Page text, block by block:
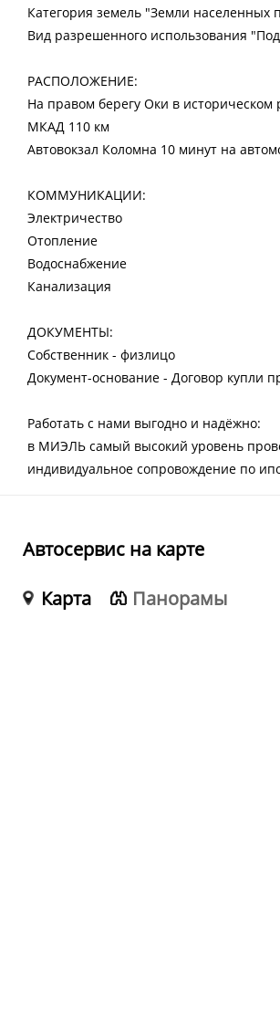
Категория земель "Земли населенных
Вид разрешенного использования
РАСПОЛОЖЕНИЕ:
На правом берегу Оки в
МКАД 110 км
Автовокзал Коломна 10 минут на
КОММУНИКАЦИИ:
Электричество
Отопление
Водоснабжение
Канализация
ДОКУМЕНТЫ:
Собственник - физлицо
Документ-основание - Договор купли
Работать с нами выгодно и надёжно:
в МИЭЛЬ самый высокий уровень
индивидуальное сопровождение по
Автосервис на карте
Карта
Панорамы